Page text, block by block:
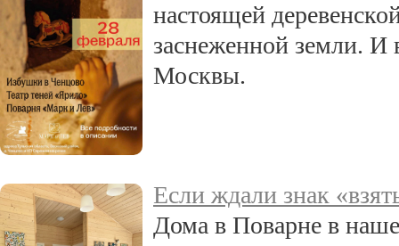
настоящей
заснеженной земли. И
Москвы.
Если ждали знак
Дома в Поварне в